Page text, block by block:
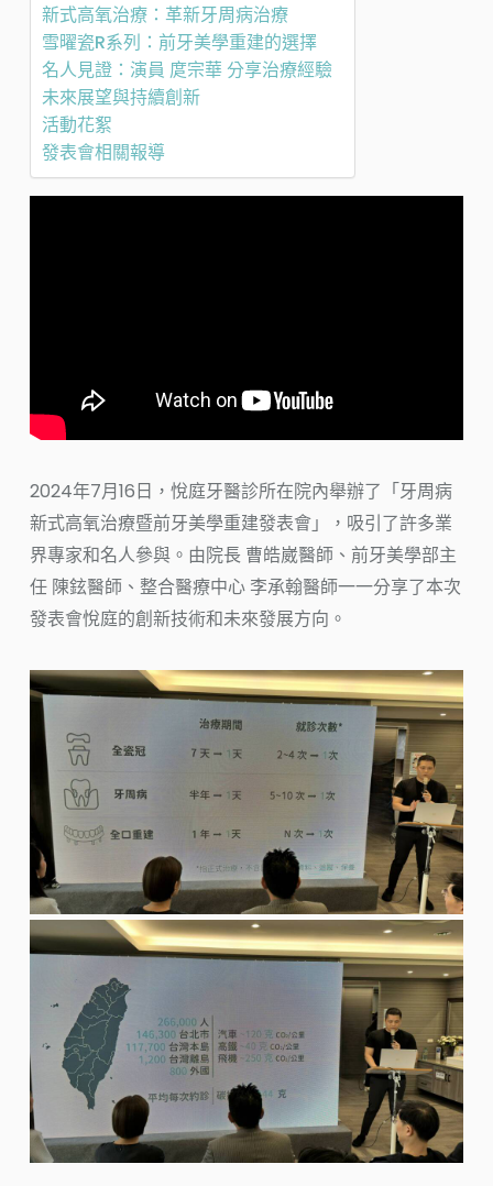
新式高氧治療：革新牙周病治療
雪曜瓷R系列：前牙美學重建的選擇
名人見證：演員 庹宗華 分享治療經驗
未來展望與持續創新
活動花絮
發表會相關報導
2024年7月16日，悅庭牙醫診所在院內舉辦了「牙周病
新式高氧治療暨前牙美學重建發表會」，吸引了許多業
界專家和名人參與。由院長 曹皓崴醫師、前牙美學部主
任 陳鉉醫師、整合醫療中心 李承翰醫師一一分享了本次
發表會悅庭的創新技術和未來發展方向。